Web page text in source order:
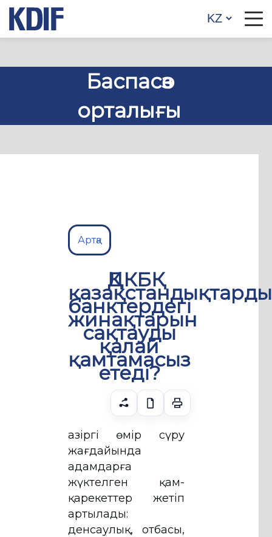
Баспасөз
орталығы
Артқа
ҚДКБҚ
банктердегі
жинақтарын
сақтауды
қалай
қамтамасыз
етеді?
Қазіргі өмір сүру
жағдайында
адамдарға
жүктелген қам-
қарекеттер жетіп
артылады:
денсаулық, отбасы,